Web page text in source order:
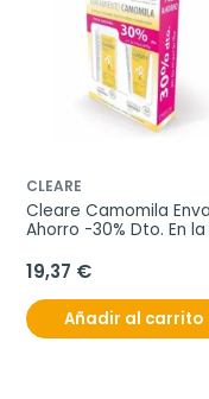
CLEARE
Cleare Camomila
Ahorro -30% Dto. En la
19,37 €
Añadir al carrito